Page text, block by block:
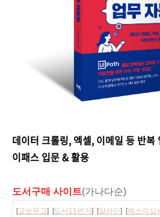
데이터 크롤링, 엑셀, 이메일 등 반
이패스 입문 & 활용
도서구매 사이트(가나다순)
[교보문고] [도서11번가] [알라딘] [예스이십